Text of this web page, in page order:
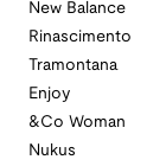
New Balance
Rinascimento
Tramontana
Enjoy
&Co Woman
Nukus